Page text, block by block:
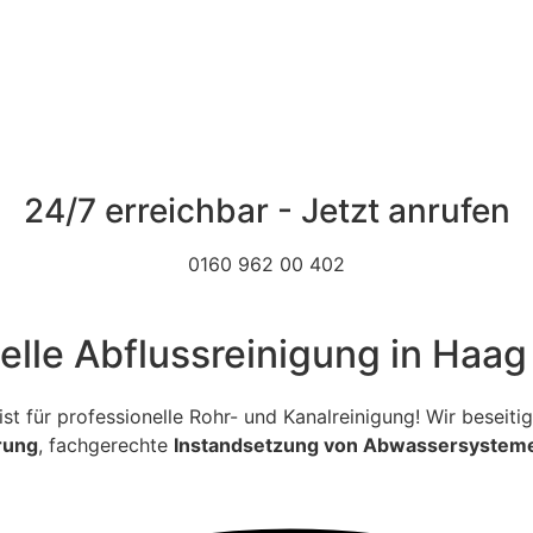
24/7 erreichbar - Jetzt anrufen
0160 962 00 402
Abflussreinigung in
für professionelle Rohr- und Kanalreinigung! Wir
, fachgerechte Instandsetzung von